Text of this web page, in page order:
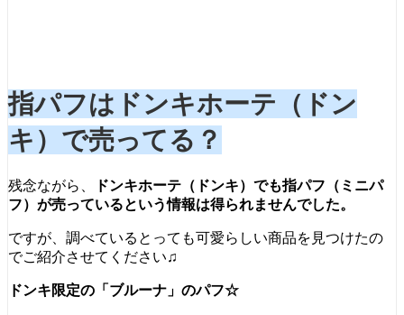
指パフはドンキホーテ（ドン
キ）で売ってる？
残念ながら、
ドンキホーテ（ドンキ）でも指パフ（ミニパ
フ）が売っているという情報は得られませんでした。
ですが、調べているとっても可愛らしい商品を見つけたの
でご紹介させてください♫
ドンキ限定の「ブルーナ」のパフ☆